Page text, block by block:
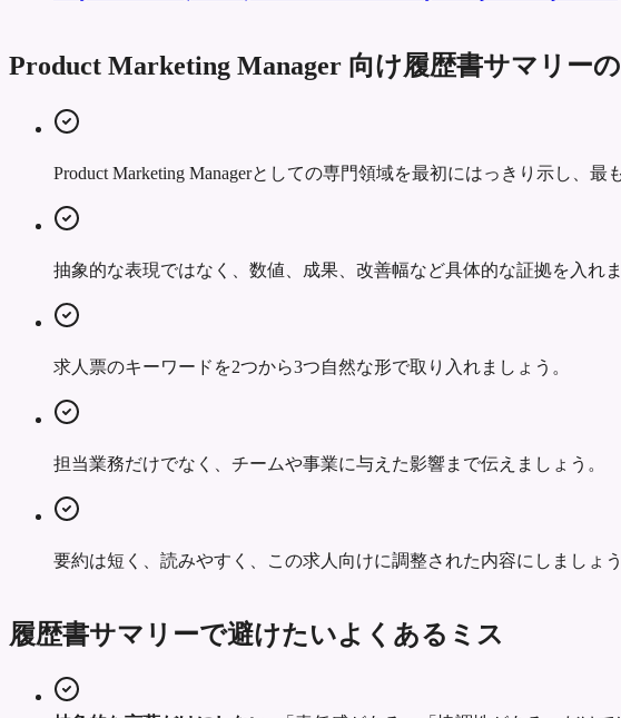
Product Marketing Manager 向け履歴書サマリー
Product Marketing Managerとしての専門領域を最初にはっきり示し、最
抽象的な表現ではなく、数値、成果、改善幅など具体的な証拠を入れま
求人票のキーワードを2つから3つ自然な形で取り入れましょう。
担当業務だけでなく、チームや事業に与えた影響まで伝えましょう。
要約は短く、読みやすく、この求人向けに調整された内容にしましょう
履歴書サマリーで避けたいよくあるミス